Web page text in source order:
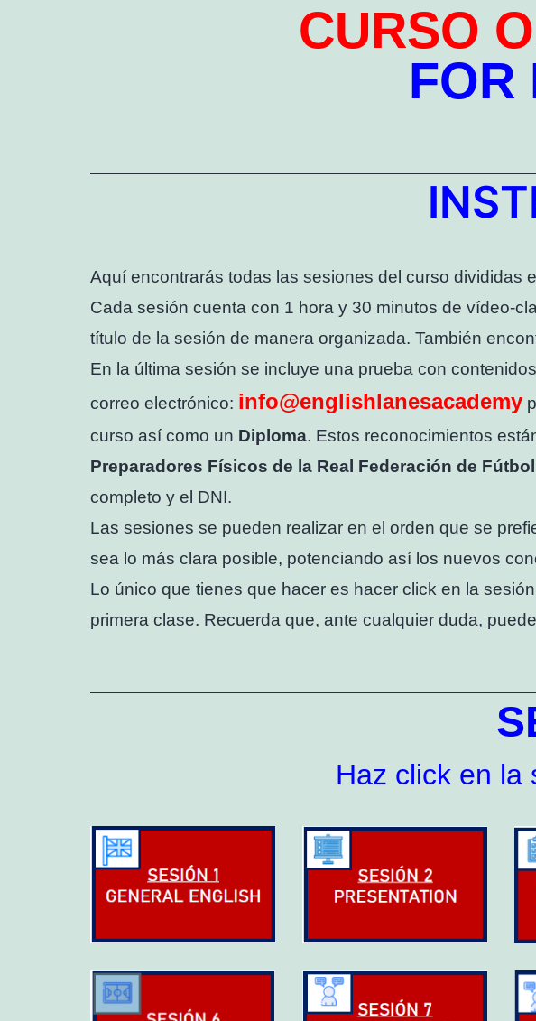
CURSO
FOR
Aquí encontrarás todas las sesiones del curso divididas
Cada sesión cuenta con 1 hora y 30 minutos de vídeo-
título de la sesión de manera organizada. También
En la última sesión se incluye una prueba con
correo electrónico: info@englishlanesacademy
curso así como un Diploma. Estos reconocimientos
Preparadores Físicos de la Real Federación de
completo y el DNI.
Las sesiones se pueden realizar en el orden que se
sea lo más clara posible, potenciando así los nuevos
Lo único que tienes que hacer es hacer click en la
primera clase. Recuerda que, ante cualquier duda,
Haz click en la